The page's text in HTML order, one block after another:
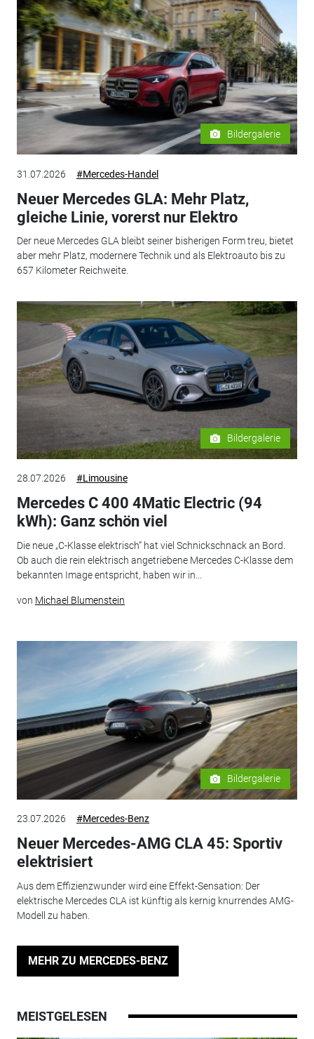
Bildergalerie
31.07.2026 #Mercedes-Handel
Neuer Mercedes GLA: Mehr Platz,
gleiche Linie, vorerst nur Elektro
Der neue Mercedes GLA bleibt seiner bisherigen Form treu, bietet
aber mehr Platz, modernere Technik und als Elektroauto bis zu
657 Kilometer Reichweite.
Bildergalerie
28.07.2026 #Limousine
Mercedes C 400 4Matic Electric (94
kWh): Ganz schön viel
Die neue „C-Klasse elektrisch“ hat viel Schnickschnack an Bord.
Ob auch die rein elektrisch angetriebene Mercedes C-Klasse dem
bekannten Image entspricht, haben wir in...
von Michael Blumenstein
Bildergalerie
23.07.2026 #Mercedes-Benz
Neuer Mercedes-AMG CLA 45: Sportiv
elektrisiert
Aus dem Effizienzwunder wird eine Effekt-Sensation: Der
elektrische Mercedes CLA ist künftig als kernig knurrendes AMG-
Modell zu haben.
MEHR ZU MERCEDES-BENZ
MEISTGELESEN